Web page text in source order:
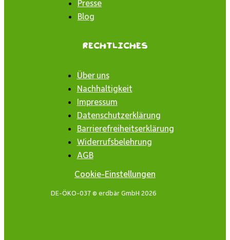
Presse
Blog
Rechtliches
Über uns
Nachhaltigkeit
Impressum
Datenschutzerklärung
Barrierefreiheitserklärung
Widerrufsbelehrung
AGB
Cookie-Einstellungen
DE-ÖKO-037 © erdbär GmbH 2026